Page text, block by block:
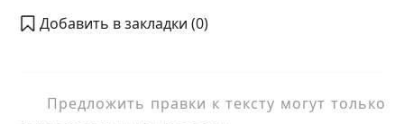
Добавить в закладки (0)
Предложить правки к тексту могут только